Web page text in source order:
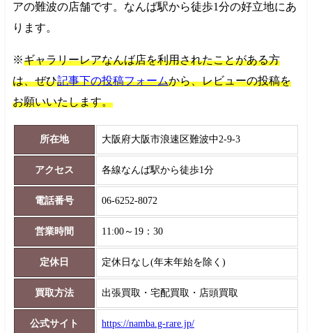
アの難波の店舗です。なんば駅から徒歩1分の好立地にあ
ります。
※ギャラリーレアなんば店を利用されたことがある方
は、ぜひ記事下の投稿フォームから、レビューの投稿を
お願いいたします。
所在地 大阪府大阪市浪速区難波中2-9-3
アクセス 各線なんば駅から徒歩1分
電話番号 06-6252-8072
営業時間 11:00～19：30
定休日 定休日なし(年末年始を除く)
買取方法 出張買取・宅配買取・店頭買取
公式サイト https://namba.g-rare.jp/